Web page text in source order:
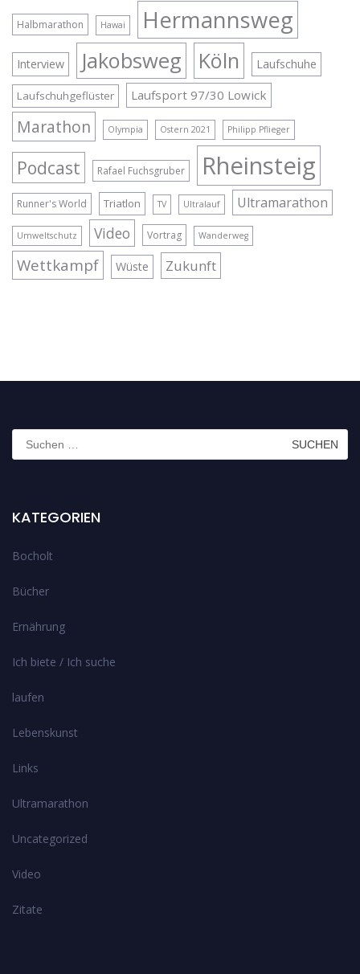
Halbmarathon Hawai Hermannsweg
Interview Jakobsweg Köln Laufschuhe
Laufschuhgeflüster Laufsport 97/30 Lowick
Marathon Olympia Ostern 2021 Philipp Pflieger
Podcast Rafael Fuchsgruber Rheinsteig
Runner's World Triatlon TV Ultralauf Ultramarathon
Umweltschutz Video Vortrag Wanderweg
Wettkampf Wüste Zukunft
Suchen
nach:
KATEGORIEN
Bocholt
Bücher
Ernährung
Ich biete / Ich suche
laufen
Lebenskunst
Links
Ultramarathon
Uncategorized
Video
Zitate